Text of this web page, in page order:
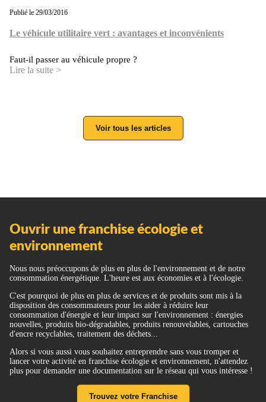
Publié le 29/03/2016
Le véhicule utilitaire vert : avantages et inconvénients
Faut-il passer au véhicule propre ?
Lire la suite >
Voir tous les articles
Ouvrir une franchise écologie et
environnement
Nous nous préoccupons de plus en plus de l'environnement et de notre
consommation énergétique. L'heure est aux économies et à l'écologie.
C'est pourquoi de plus en plus de services et de produits sont mis à la
disposition des consommateurs pour les aider à réduire leur
consommation d'énergie et leur impact sur l'environnement : énergies
nouvelles, produits bio-dégradables, produits renouvelables, cartouches
d'encre recyclables, traitement des déchets...
Alors si vous aussi vous souhaitez entreprendre sans vous tromper et
lancer votre activité en franchise écologie et environnement, n'attendez
plus pour demander une documentation sur le réseau qui vous intéresse !
Trouvez votre Franchise